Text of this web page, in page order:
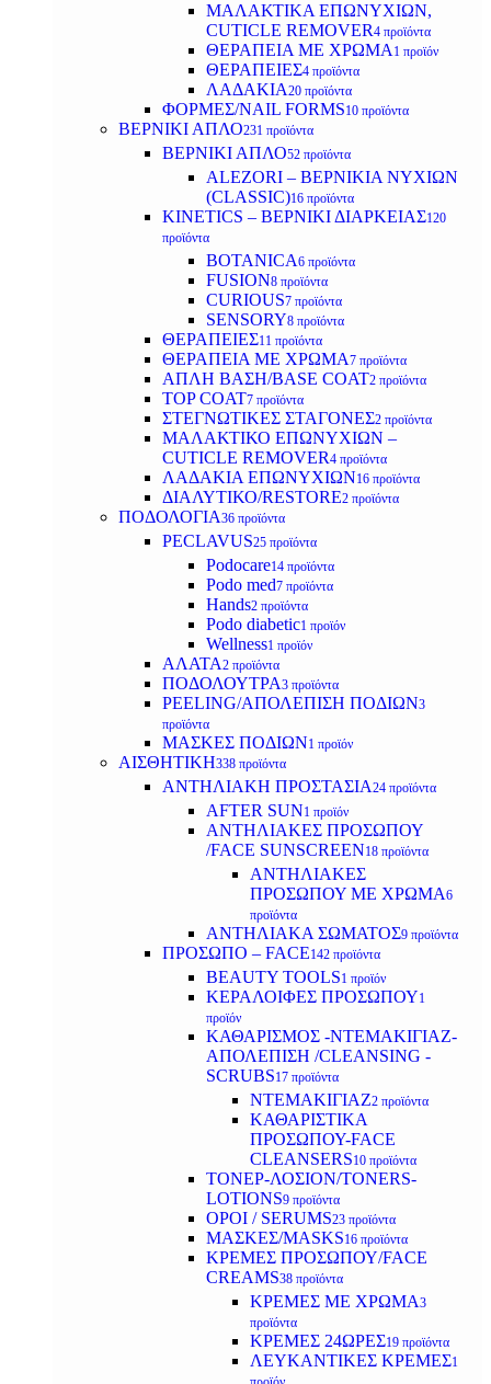
ΜΑΛΑΚΤΙΚΑ ΕΠΩΝΥΧΙΩΝ,
CUTICLE REMOVER4 προϊόντα
ΘΕΡΑΠΕΙΑ ΜΕ ΧΡΩΜΑ 1 προϊόν
ΘΕΡΑΠΕΙΕΣ4 προϊόντα
ΛΑΔΑΚΙΑ20 προϊόντα
ΦΟΡΜΕΣ/NAIL FORMS10 προϊόντα
ΒΕΡΝΙΚΙ ΑΠΛΟ231 προϊόντα
ΒΕΡΝΙΚΙ ΑΠΛΟ52 προϊόντα
ALEZORI – ΒΕΡΝΙΚΙΑ ΝΥΧΙΩΝ
(CLASSIC)16 προϊόντα
KINETICS – ΒΕΡΝΙΚΙ ΔΙΑΡΚΕΙΑΣ120
προϊόντα
BOTANICA6 προϊόντα
FUSION8 προϊόντα
CURIOUS7 προϊόντα
SENSORY8 προϊόντα
ΘΕΡΑΠΕΙΕΣ11 προϊόντα
ΘΕΡΑΠΕΙΑ ΜΕ ΧΡΩΜΑ7 προϊόντα
ΑΠΛΗ ΒΑΣΗ/BASE COAT2 προϊόντα
TOP COAT7 προϊόντα
ΣΤΕΓΝΩΤΙΚΕΣ ΣΤΑΓΟΝΕΣ2 προϊόντα
ΜΑΛΑΚΤΙΚΟ ΕΠΩΝΥΧΙΩΝ –
CUTICLE REMOVER4 προϊόντα
ΛΑΔΑΚΙΑ ΕΠΩΝΥΧΙΩΝ16 προϊόντα
ΔΙΑΛΥΤΙΚΟ/RESTORE2 προϊόντα
ΠΟΔΟΛΟΓΙΑ36 προϊόντα
PECLAVUS25 προϊόντα
Podocare14 προϊόντα
Podo med7 προϊόντα
Hands2 προϊόντα
Podo diabetic1 προϊόν
Wellness1 προϊόν
ΑΛΑΤΑ2 προϊόντα
ΠΟΔΟΛΟΥΤΡΑ3 προϊόντα
PEELING/ΑΠΟΛΕΠΙΣΗ ΠΟΔΙΩΝ3
προϊόντα
ΜΑΣΚΕΣ ΠΟΔΙΩΝ1 προϊόν
ΑΙΣΘΗΤΙΚΗ338 προϊόντα
ΑΝΤΗΛΙΑΚΗ ΠΡΟΣΤΑΣΙΑ24 προϊόντα
AFTER SUN1 προϊόν
ΑΝΤΗΛΙΑΚΕΣ ΠΡΟΣΩΠΟΥ
/FACE SUNSCREEN18 προϊόντα
ΑΝΤΗΛΙΑΚΕΣ
ΠΡΟΣΩΠΟΥ ΜΕ ΧΡΩΜΑ6
προϊόντα
ΑΝΤΗΛΙΑΚΑ ΣΩΜΑΤΟΣ9 προϊόντα
ΠΡΟΣΩΠΟ – FACE142 προϊόντα
BEAUTY TOOLS1 προϊόν
ΚΕΡΑΛΟΙΦΕΣ ΠΡΟΣΩΠΟΥ1
προϊόν
ΚΑΘΑΡΙΣΜΟΣ -ΝΤΕΜΑΚΙΓΙΑΖ-
ΑΠΟΛΕΠΙΣΗ /CLEANSING -
SCRUBS17 προϊόντα
ΝΤΕΜΑΚΙΓΙΑΖ2 προϊόντα
ΚΑΘΑΡΙΣΤΙΚΑ
ΠΡΟΣΩΠΟΥ-FACE
CLEANSERS10 προϊόντα
ΤΟΝΕΡ-ΛΟΣΙΟΝ/TONERS-
LOTIONS9 προϊόντα
ΟΡΟΙ / SERUMS23 προϊόντα
ΜΑΣΚΕΣ/MASKS16 προϊόντα
ΚΡΕΜΕΣ ΠΡΟΣΩΠΟΥ/FACE
CREAMS38 προϊόντα
ΚΡΕΜΕΣ ΜΕ ΧΡΩΜΑ3
προϊόντα
ΚΡΕΜΕΣ 24ΩΡΕΣ19 προϊόντα
ΛΕΥΚΑΝΤΙΚΕΣ ΚΡΕΜΕΣ1